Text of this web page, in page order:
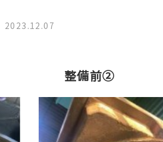
2023.12.07
整備前②